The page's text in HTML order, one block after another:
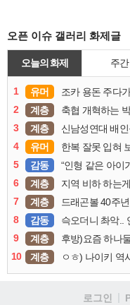
오픈 이슈 갤러리 화제글
오늘의 화제 주간
1 유머 조카 용돈 주다
2
계층 축협 개혁하는
3
계층 신남성연대 배
4
유머 한복 잘못 입혀
5
감동 “인형 같은 아이가 가
6
계층 지역 비하 하는
7
계층 드래곤볼 40주
8
감동 슥오더니 촤악.. 연기
9
계층 후방)요즘 하나
10
계층 ㅇㅎ) 나이키 역
로그인